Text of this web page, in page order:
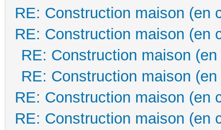
RE: Construction maison (en
RE: Construction maison (en
RE: Construction maison
RE: Construction maison
RE: Construction maison (en
RE: Construction maison (en